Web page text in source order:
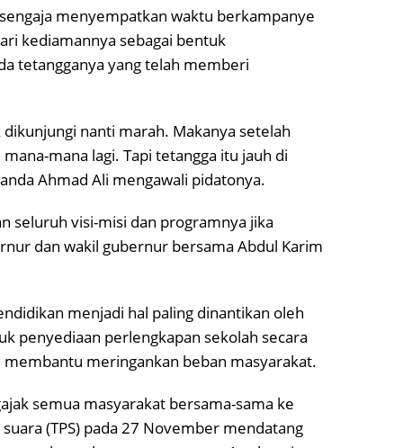
menyempatkan waktu berkampanye
kediamannya sebagai bentuk
tetangganya yang telah memberi
dikunjungi nanti marah. Makanya setelah
mana lagi. Tapi tetangga itu jauh di
Ahmad Ali mengawali pidatonya.
seluruh visi-misi dan programnya jika
dan wakil gubernur bersama Abdul Karim
menjadi hal paling dinantikan oleh
penyediaan perlengkapan sekolah secara
membantu meringankan beban masyarakat.
semua masyarakat bersama-sama ke
(TPS) pada 27 November mendatang